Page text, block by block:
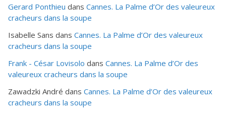
Gerard Ponthieu dans Cannes. La Palme d’Or des valeureux
cracheurs dans la soupe
Isabelle Sans dans Cannes. La Palme d’Or des valeureux
cracheurs dans la soupe
Frank - César Lovisolo dans Cannes. La Palme d’Or des
valeureux cracheurs dans la soupe
Zawadzki André dans Cannes. La Palme d’Or des valeureux
cracheurs dans la soupe